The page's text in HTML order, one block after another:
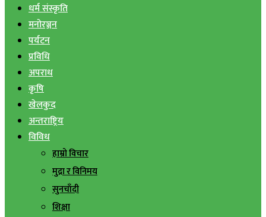
धर्म संस्कृति
मनोरञ्जन
पर्यटन
प्रविधि
अपराध
कृषि
खेलकुद
अन्तराष्ट्रिय
विविध
हाम्रो विचार
मुद्रा र विनिमय
सुनचाँदी
शिक्षा